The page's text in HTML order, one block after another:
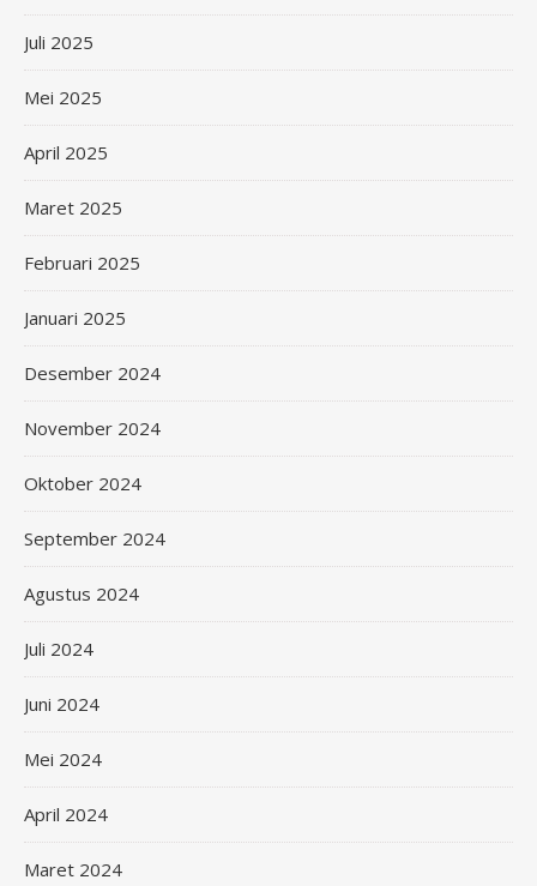
Juli 2025
Mei 2025
April 2025
Maret 2025
Februari 2025
Januari 2025
Desember 2024
November 2024
Oktober 2024
September 2024
Agustus 2024
Juli 2024
Juni 2024
Mei 2024
April 2024
Maret 2024